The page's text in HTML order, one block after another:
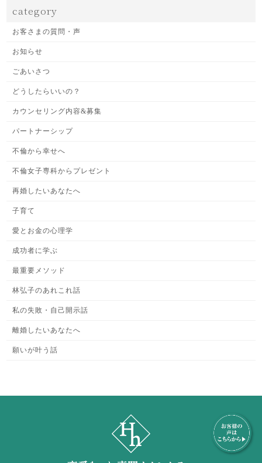
category
お客さまの質問・声
お知らせ
ごあいさつ
どうしたらいいの？
カウンセリング内容&募集
パートナーシップ
不倫から幸せへ
不倫女子専科からプレゼント
再婚したいあなたへ
子育て
愛とお金の心理学
成功者に学ぶ
最重要メソッド
林弘子のあれこれ話
私の失敗・自己開示話
離婚したいあなたへ
願いが叶う話